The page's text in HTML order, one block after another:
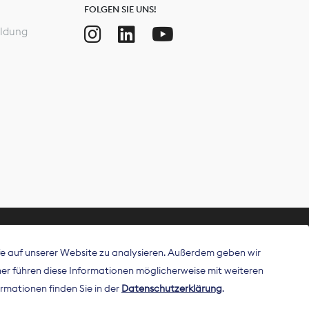
FOLGEN SIE UNS!
als
in
unserer Website zu analysieren. Außerdem geben wir
führen diese Informationen möglicherweise mit weiteren
finden Sie in der Datenschutzerklärung.